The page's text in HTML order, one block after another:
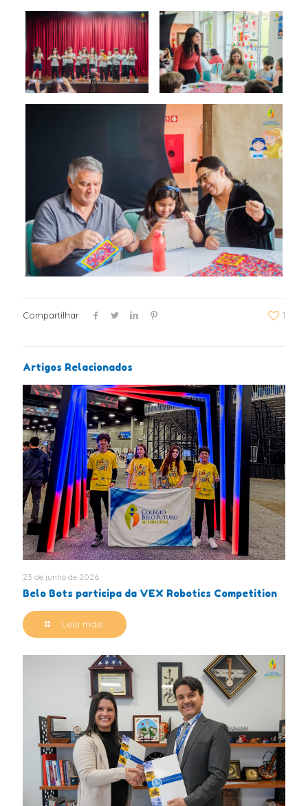
Compartilhar 1
Artigos Relacionados
23 de junho de 2026
Belo Bots participa da VEX Robotics Competition
Leia mais